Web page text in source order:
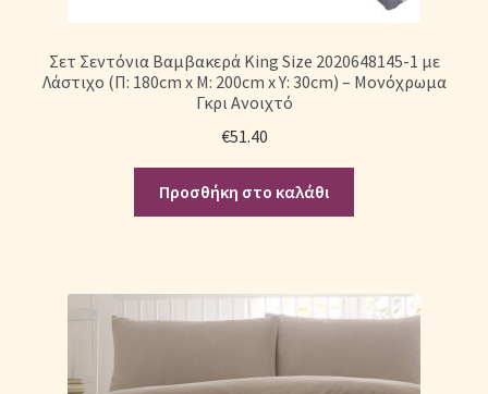
Σετ Σεντόνια Βαμβακερά King Size 2020648145-1 με
Λάστιχο (Π: 180cm x Μ: 200cm x Υ: 30cm) – Μονόχρωμα
Γκρι Ανοιχτό
€51.40
Προσθήκη στο καλάθι